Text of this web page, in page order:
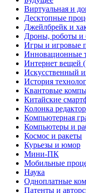
Виртуальная и
Десктопные
Джейлбрейк и
Дроны, роботы и
Игры и игровые
Инновационные
Интернет вещей
Искусственный
История
Квантовые
Китайские
Колонка
Компьютерная
Компьютеры и
Космос и ракеты
Курьезы и юмор
Мини-ПК
Мобильные
Наука
Одноплатные
Патенты и